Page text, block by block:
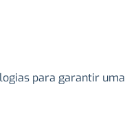
para garantir uma